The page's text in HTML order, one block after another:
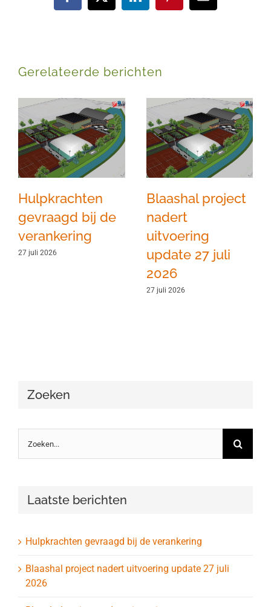
mail
Gerelateerde berichten
Hulpkrachten
gevraagd bij de
verankering
27 juli 2026
Blaashal project
nadert
uitvoering
update 27 juli
2026
27 juli 2026
Zoeken
naar:
Laatste berichten
Hulpkrachten gevraagd bij de verankering
Blaashal project nadert uitvoering update 27 juli
2026